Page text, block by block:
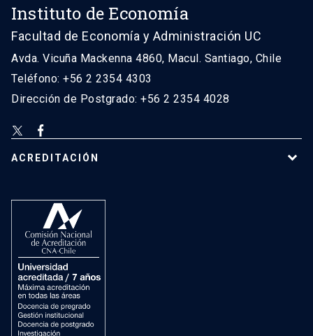
Instituto de Economía
Facultad de Economía y Administración UC
Avda. Vicuña Mackenna 4860, Macul. Santiago, Chile
Teléfono: +56 2 2354 4303
Dirección de Postgrado: +56 2 2354 4028
ACREDITACIÓN